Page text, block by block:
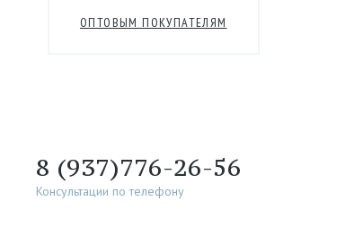
ОПТОВЫМ ПОКУПАТЕЛЯМ
8 (937)776-26-56
Консультации по телефону